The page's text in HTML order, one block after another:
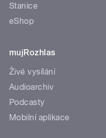
Stanice
eShop
mujRozhlas
Živé vysílání
Audioarchiv
Podcasty
Mobilní aplikace